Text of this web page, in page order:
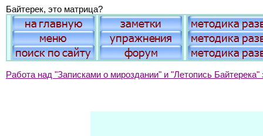
Байтерек, это матрица?
Работа над "Записками о мироздании" и "Летопись